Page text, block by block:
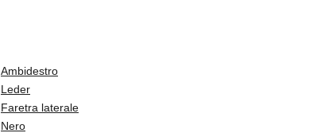
Ambidestro
Leder
Faretra laterale
Nero